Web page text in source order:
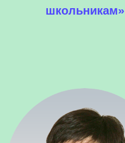
школьникам»